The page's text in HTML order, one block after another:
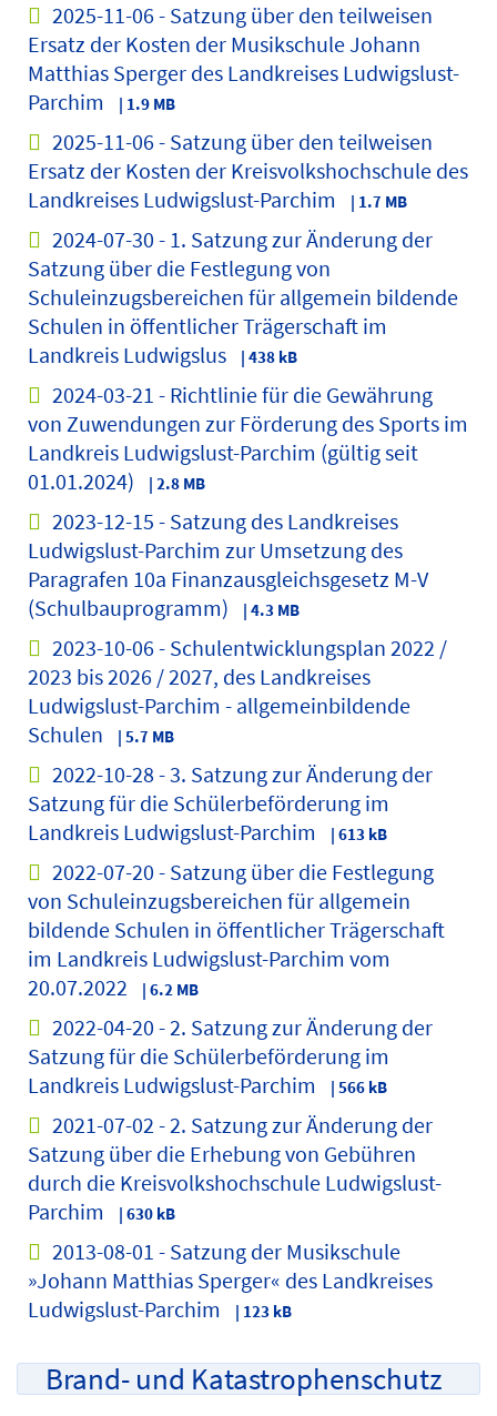
2025-11-06 - Satzung über den teilweisen
Ersatz der Kosten der Musikschule Johann
Matthias Sperger des Landkreises Ludwigslust-
Parchim
| 1.9 MB
2025-11-06 - Satzung über den teilweisen
Ersatz der Kosten der Kreisvolkshochschule des
Landkreises Ludwigslust-Parchim
| 1.7 MB
2024-07-30 - 1. Satzung zur Änderung der
Satzung über die Festlegung von
Schuleinzugsbereichen für allgemein bildende
Schulen in öffentlicher Trägerschaft im
Landkreis Ludwigslus
| 438 kB
2024-03-21 - Richtlinie für die Gewährung
von Zuwendungen zur Förderung des Sports im
Landkreis Ludwigslust-Parchim (gültig seit
01.01.2024)
| 2.8 MB
2023-12-15 - Satzung des Landkreises
Ludwigslust-Parchim zur Umsetzung des
Paragrafen 10a Finanzausgleichsgesetz M-V
(Schulbauprogramm)
| 4.3 MB
2023-10-06 - Schulentwicklungsplan 2022 /
2023 bis 2026 / 2027, des Landkreises
Ludwigslust-Parchim - allgemeinbildende
Schulen
| 5.7 MB
2022-10-28 - 3. Satzung zur Änderung der
Satzung für die Schülerbeförderung im
Landkreis Ludwigslust-Parchim
| 613 kB
2022-07-20 - Satzung über die Festlegung
von Schuleinzugsbereichen für allgemein
bildende Schulen in öffentlicher Trägerschaft
im Landkreis Ludwigslust-Parchim vom
20.07.2022
| 6.2 MB
2022-04-20 - 2. Satzung zur Änderung der
Satzung für die Schülerbeförderung im
Landkreis Ludwigslust-Parchim
| 566 kB
2021-07-02 - 2. Satzung zur Änderung der
Satzung über die Erhebung von Gebühren
durch die Kreisvolkshochschule Ludwigslust-
Parchim
| 630 kB
2013-08-01 - Satzung der Musikschule
»Johann Matthias Sperger« des Landkreises
Ludwigslust-Parchim
| 123 kB
Brand- und Katastrophenschutz